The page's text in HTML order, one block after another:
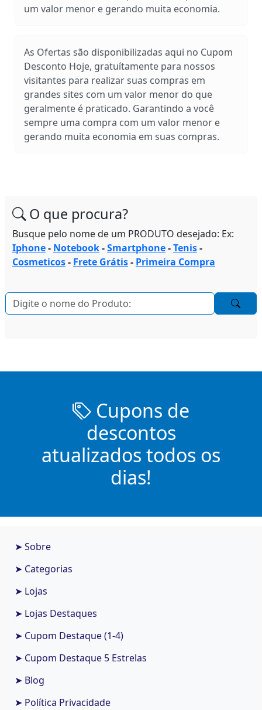
um valor menor e gerando muita economia.
As Ofertas são disponibilizadas aqui no Cupom
Desconto Hoje, gratuítamente para nossos
visitantes para realizar suas compras em
grandes sites com um valor menor do que
geralmente é praticado. Garantindo a você
sempre uma compra com um valor menor e
gerando muita economia em suas compras.
O que procura?
Busque pelo nome de um PRODUTO desejado: Ex:
Iphone- Notebook-Smartphone-Tenis-
Cosmeticos- Frete Grátis- Primeira Compra
Cupons de
descontos
atualizados todos os
dias!
➤ Sobre
➤ Categorias
➤ Lojas
➤ Lojas Destaques
➤ Cupom Destaque (1-4)
➤ Cupom Destaque 5 Estrelas
➤ Blog
➤ Política Privacidade